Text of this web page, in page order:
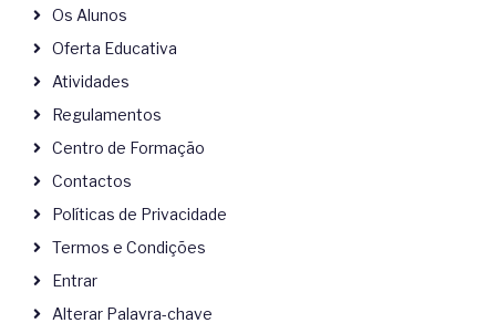
Os Alunos
Oferta Educativa
Atividades
Regulamentos
Centro de Formação
Contactos
Políticas de Privacidade
Termos e Condições
Entrar
Alterar Palavra-chave